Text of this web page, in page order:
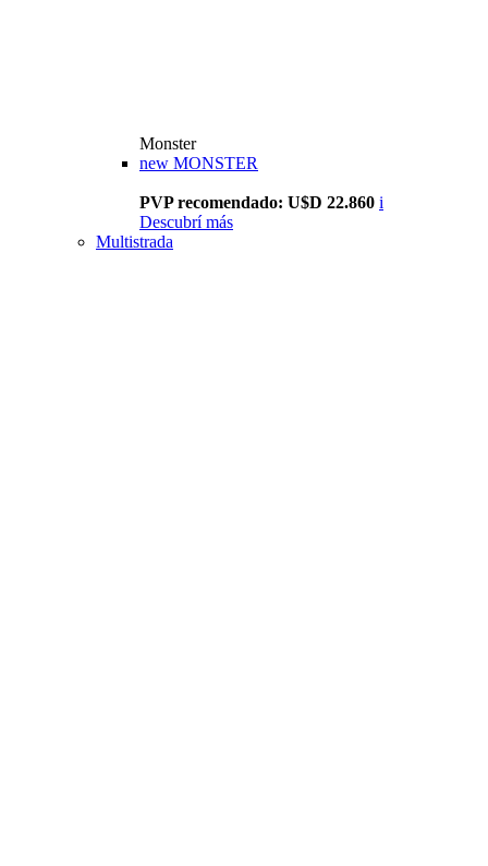
Monster
new MONSTER
PVP recomendado: U$D 22.860 i
Descubrí más
Multistrada